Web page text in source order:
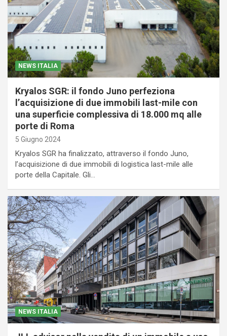
NEWS ITALIA
Kryalos SGR: il fondo Juno perfeziona
l’acquisizione di due immobili last-mile con
una superficie complessiva di 18.000 mq alle
porte di Roma
5 Giugno 2024
Kryalos SGR ha finalizzato, attraverso il fondo Juno,
l’acquisizione di due immobili di logistica last-mile alle
porte della Capitale. Gli…
NEWS ITALIA